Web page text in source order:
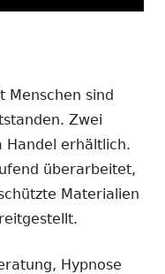
Menschen sind
Zwei
Handel erhältlich.
überarbeitet,
Materialien
Hypnose